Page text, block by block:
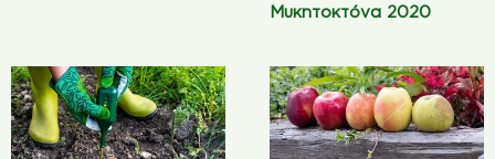
Μυκητοκτόνα 2020